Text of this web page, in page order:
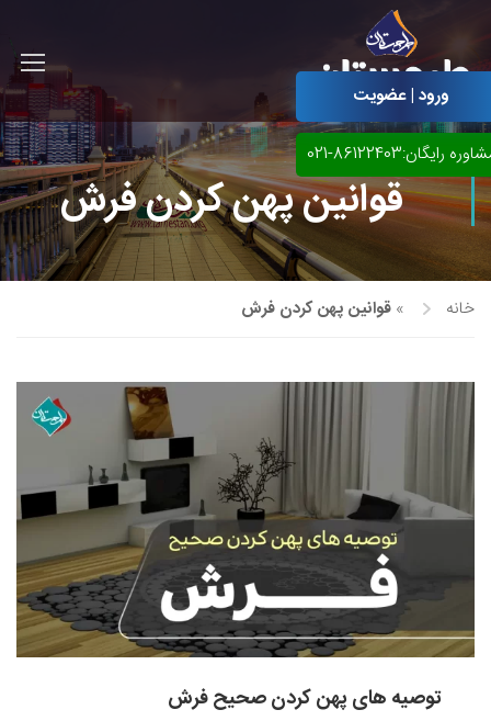
آموزش مجازی طراحی لباس
آموزش مجازی گرافیک
آموزش مجازی طراحی داخلی
نقاشی رنگ روغن
نقاشی آبرنگ
نقاشی کودک و نوجوان
طراحی سیاه قلم
نقاش مداد رنگی
خوشنویسی نستعلیق
خوشنویسی با خودکار
خط نقاشی
ورود | عضویت
رایگان:86122403-021
قوانین پهن کردن فرش
خانه » قوانین پهن کردن فرش
توصیه های پهن کردن صحیح فرش